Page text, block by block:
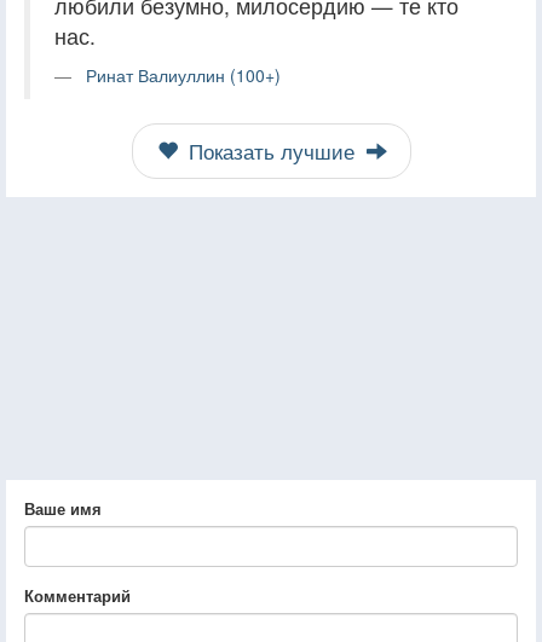
нас.
Ринат Валиуллин (100+)
Показать лучшие
Ваше имя
Комментарий